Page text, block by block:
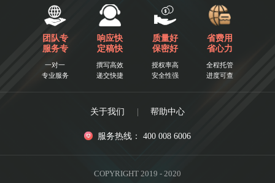
团队专
服务专
一对一
专业服务
响应快
定稿快
撰写高效
递交快捷
质量好
保密好
授权率高
安全性强
省费用
省心力
全程托管
进度可查
关于我们 | 帮助中心
服务热线： 400 008 6006
COPYRIGHT 2019 - 2020